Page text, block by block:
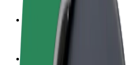
Kļūsti par autovadītāju
Gūsti ieņēmumus, kā vēlies